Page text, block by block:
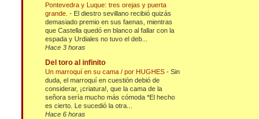
Pontevedra y Luque: tres orejas y puerta
grande.- El diestro sevillano recibió quizás
demasiado premio en sus faenas, mientras
que Castella quedó en blanco al fallar con la
espada y Urdiales no tuvo el deb...
Hace 3 horas
Del toro al infinito
Un marroquí en su cama / por HUGHES-Sin
duda, el marroquí en cuestión debió de
considerar, ¡criatura!, que la cama de la
señora sería mucho más cómoda *El hecho
es cierto. Le sucedió la otra...
Hace 6 horas